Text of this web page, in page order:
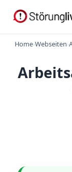
Home›Webseiten›